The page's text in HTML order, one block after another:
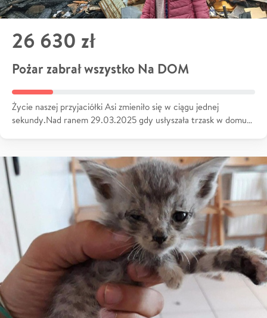
26 630 zł
Pożar zabrał wszystko Na DOM
Życie naszej przyjaciółki Asi zmieniło się w ciągu jednej
sekundy.Nad ranem 29.03.2025 gdy usłyszała trzask w domu…